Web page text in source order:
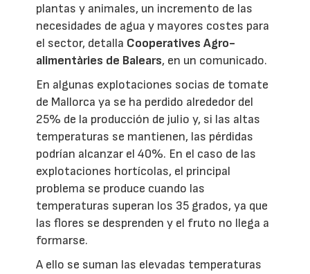
plantas y animales, un incremento de las
necesidades de agua y mayores costes para
el sector, detalla Cooperatives Agro-
alimentàries de Balears, en un comunicado.
En algunas explotaciones socias de tomate
de Mallorca ya se ha perdido alrededor del
25% de la producción de julio y, si las altas
temperaturas se mantienen, las pérdidas
podrían alcanzar el 40%. En el caso de las
explotaciones hortícolas, el principal
problema se produce cuando las
temperaturas superan los 35 grados, ya que
las flores se desprenden y el fruto no llega a
formarse.
A ello se suman las elevadas temperaturas